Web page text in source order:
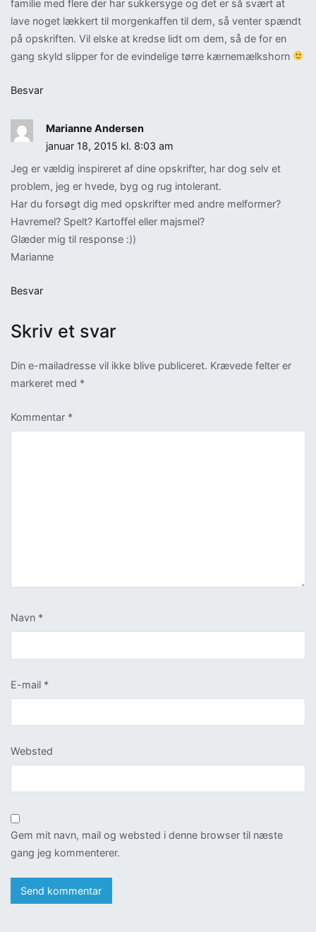
familie med flere der har sukkersyge og det er så svært at
lave noget lækkert til morgenkaffen til dem, så venter spændt
på opskriften. Vil elske at kredse lidt om dem, så de for en
gang skyld slipper for de evindelige tørre kærnemælkshorn
Besvar
Marianne Andersen
januar 18, 2015 kl. 8:03 am
Jeg er vældig inspireret af dine opskrifter, har dog selv et
problem, jeg er hvede, byg og rug intolerant.
Har du forsøgt dig med opskrifter med andre melformer?
Havremel? Spelt? Kartoffel eller majsmel?
Glæder mig til response :))
Marianne
Besvar
Skriv et svar
Din e-mailadresse vil ikke blive publiceret. Krævede felter er
markeret med *
Kommentar *
Navn *
E-mail *
Websted
Gem mit navn, mail og websted i denne browser til næste
gang jeg kommenterer.